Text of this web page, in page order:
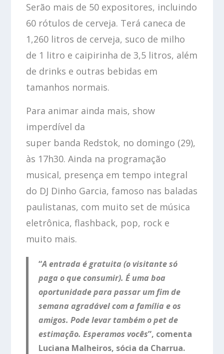
Serão mais de 50 expositores, incluindo
60 rótulos de cerveja. Terá caneca de
1,260 litros de cerveja, suco de milho
de 1 litro e caipirinha de 3,5 litros, além
de drinks e outras bebidas em
tamanhos normais.
Para animar ainda mais, show
imperdível da
super banda Redstok, no domingo (29),
às 17h30. Ainda na programação
musical, presença em tempo integral
do DJ Dinho Garcia, famoso nas baladas
paulistanas, com muito set de música
eletrônica, flashback, pop, rock e
muito mais.
“A entrada é gratuita (o visitante só
paga o que consumir). É uma boa
oportunidade para passar um fim de
semana agradável com a família e os
amigos. Pode levar também o pet de
estimação. Esperamos vocês”, comenta
Luciana Malheiros, sócia da Charrua.